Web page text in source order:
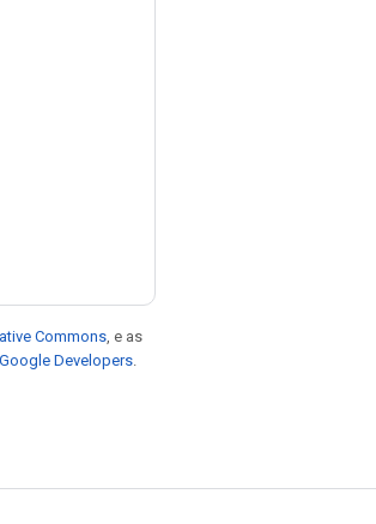
Commons , e as
Developers